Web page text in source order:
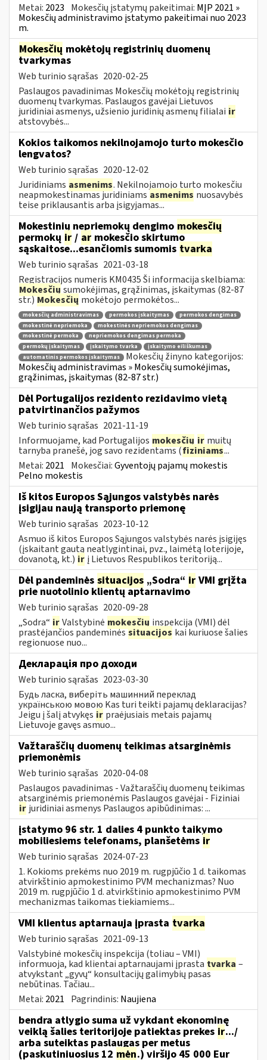
Metai: 2023 Mokesčių įstatymų pakeitimai: MĮP 2021 »
Mokesčių administravimo įstatymo pakeitimai nuo 2023
m.
Mokesčių mokėtojų registrinių duomenų
tvarkymas
Web turinio sąrašas 2020-02-25
Paslaugos pavadinimas Mokesčių mokėtojų registrinių
duomenų tvarkymas. Paslaugos gavėjai Lietuvos
juridiniai asmenys, užsienio juridinių asmenų filialai ir
atstovybės...
Kokios taikomos nekilnojamojo turto mokesčio
lengvatos?
Web turinio sąrašas 2020-12-02
Juridiniams asmenims. Nekilnojamojo turto mokesčiu
neapmokestinamas juridiniams asmenims nuosavybės
teise priklausantis arba įsigyjamas...
Mokestinių nepriemokų dengimo mokesčių
permokų ir / ar mokesčio skirtumo
sąskaitose...esančiomis sumomis tvarka
Web turinio sąrašas 2021-03-18
Registracijos numeris KM0435 Ši informacija skelbiama:
Mokesčių sumokėjimas, grąžinimas, įskaitymas (82-87
str.)Mokesčių mokėtojo permokėtos...
mokesčių administravimas permokos įskaitymas
permokos dengimas
mokestinė nepriemoka
mokestinės nepriemokos dengimas
mokestinė permoka
nepriemokos dengimas permoka
permokų įskaitymas
įskaitymo tvarka
įskaitymo eiliškumas
automatinis permokos įskaitymas
Mokesčių žinyno kategorijos:
Mokesčių administravimas » Mokesčių sumokėjimas,
grąžinimas, įskaitymas (82-87 str.)
Dėl Portugalijos rezidento rezidavimo vietą
patvirtinančios pažymos
Web turinio sąrašas 2021-11-19
Informuojame, kad Portugalijos mokesčių ir muitų
tarnyba pranešė, jog savo rezidentams (fiziniams...
Metai: 2021 Mokesčiai:Gyventojų pajamų mokestis
Pelno mokestis
Iš kitos Europos Sąjungos valstybės narės
įsigijau naują transporto priemonę
Web turinio sąrašas 2023-10-12
Asmuo iš kitos Europos Sąjungos valstybės narės įsigijęs
(įskaitant gautą neatlygintinai, pvz., laimėtą loterijoje,
dovanotą, kt.) ir į Lietuvos Respublikos teritoriją...
Dėl pandeminės situacijos „Sodra“ ir VMI grįžta
prie nuotolinio klientų aptarnavimo
Web turinio sąrašas 2020-09-28
„Sodra“ irValstybinė mokesčių inspekcija (VMI) dėl
prastėjančios pandeminėssituacijos kai kuriuose šalies
regionuose nuo...
Декларація про доходи
Web turinio sąrašas 2023-03-30
Будь ласка, виберіть машинний переклад
українською мовою Kas turi teikti pajamų deklaracijas?
Jeigu į šalį atvykęs ir praėjusiais metais pajamų
Lietuvoje gavęs asmuo...
Važtaraščių duomenų teikimas atsarginėmis
priemonėmis
Web turinio sąrašas 2020-04-08
Paslaugos pavadinimas - Važtaraščių duomenų teikimas
atsarginėmis priemonėmis Paslaugos gavėjai - Fiziniai
ir juridiniai asmenys Paslaugos apibūdinimas: ...
įstatymo 96 str. 1 dalies 4 punkto taikymo
mobiliesiems telefonams, planšetėms ir
Web turinio sąrašas 2024-07-23
1. Kokioms prekėms nuo 2019 m. rugpjūčio 1 d. taikomas
atvirkštinio apmokestinimo PVM mechanizmas? Nuo
2019 m. rugpjūčio 1 d. atvirkštinio apmokestinimo PVM
mechanizmas taikomas tiekiamiems...
VMI klientus aptarnauja įprasta tvarka
Web turinio sąrašas 2021-09-13
Valstybinė mokesčių inspekcija (toliau – VMI)
informuoja, kad klientai aptarnaujami įprasta tvarka –
atvykstant „gyvų“ konsultacijų galimybių pasas
nebūtinas. Tačiau...
Metai: 2021 Pagrindinis: Naujiena
bendra atlygio suma už vykdant ekonominę
veiklą šalies teritorijoje patiektas prekes ir.../
arba suteiktas paslaugas per metus
(paskutiniuosius 12 mėn.) viršijo 45 000 Eur